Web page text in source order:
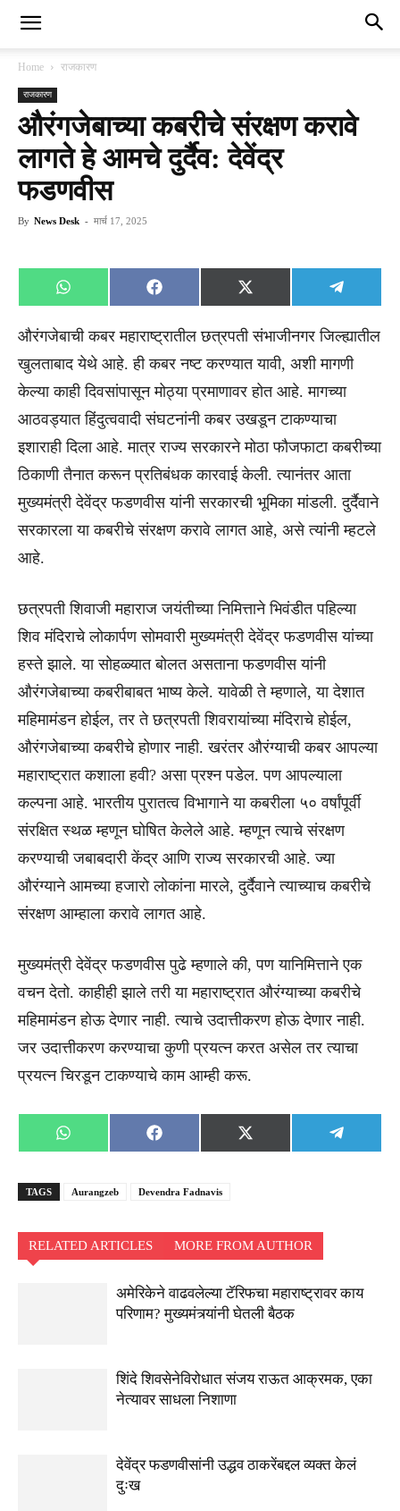
Home राजकारण
राजकारण
औरंगजेबाच्या कबरीचे संरक्षण करावे
लागते हे आमचे दुर्दैव: देवेंद्र
फडणवीस
By News Desk - मार्च 17, 2025
Share
on
WhatsApp
Share
on
Facebook
Share
on
X
(Twitter)
Share
on
औरंगजेबाची कबर महाराष्ट्रातील छत्रपती संभाजीनगर जिल्ह्यातील
खुलताबाद येथे आहे. ही कबर नष्ट करण्यात यावी, अशी मागणी
केल्या काही दिवसांपासून मोठ्या प्रमाणावर होत आहे. मागच्या
आठवड्यात हिंदुत्ववादी संघटनांनी कबर उखडून टाकण्याचा
इशाराही दिला आहे. मात्र राज्य सरकारने मोठा फौजफाटा कबरीच्या
ठिकाणी तैनात करून प्रतिबंधक कारवाई केली. त्यानंतर आता
मुख्यमंत्री देवेंद्र फडणवीस यांनी सरकारची भूमिका मांडली. दुर्दैवाने
सरकारला या कबरीचे संरक्षण करावे लागत आहे, असे त्यांनी म्हटले
आहे.
छत्रपती शिवाजी महाराज जयंतीच्या निमित्ताने भिवंडीत पहिल्या
शिव मंदिराचे लोकार्पण सोमवारी मुख्यमंत्री देवेंद्र फडणवीस यांच्या
हस्ते झाले. या सोहळ्यात बोलत असताना फडणवीस यांनी
औरंगजेबाच्या कबरीबाबत भाष्य केले. यावेळी ते म्हणाले, या देशात
महिमामंडन होईल, तर ते छत्रपती शिवरायांच्या मंदिराचे होईल,
औरंगजेबाच्या कबरीचे होणार नाही. खरंतर औरंग्याची कबर आपल्या
महाराष्ट्रात कशाला हवी? असा प्रश्न पडेल. पण आपल्याला
कल्पना आहे. भारतीय पुरातत्व विभागाने या कबरीला ५० वर्षांपूर्वी
संरक्षित स्थळ म्हणून घोषित केलेले आहे. म्हणून त्याचे संरक्षण
करण्याची जबाबदारी केंद्र आणि राज्य सरकारची आहे. ज्या
औरंग्याने आमच्या हजारो लोकांना मारले, दुर्दैवाने त्याच्याच कबरीचे
संरक्षण आम्हाला करावे लागत आहे.
मुख्यमंत्री देवेंद्र फडणवीस पुढे म्हणाले की, पण यानिमित्ताने एक
वचन देतो. काहीही झाले तरी या महाराष्ट्रात औरंग्याच्या कबरीचे
महिमामंडन होऊ देणार नाही. त्याचे उदात्तीकरण होऊ देणार नाही.
जर उदात्तीकरण करण्याचा कुणी प्रयत्न करत असेल तर त्याचा
प्रयत्न चिरडून टाकण्याचे काम आम्ही करू.
Share
on
WhatsApp
Share
on
Facebook
Share
on
X
(Twitter)
Share
on
TAGS Aurangzeb Devendra Fadnavis
RELATED ARTICLES MORE FROM AUTHOR
अमेरिकेने वाढवलेल्या टॅरिफचा महाराष्ट्रावर काय
परिणाम? मुख्यमंत्र्यांनी घेतली बैठक
शिंदे शिवसेनेविरोधात संजय राऊत आक्रमक, एका
नेत्यावर साधला निशाणा
देवेंद्र फडणवीसांनी उद्धव ठाकरेंबद्दल व्यक्त केलं
दुःख